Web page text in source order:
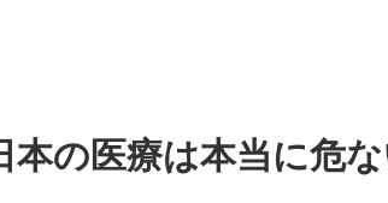
本の医療は本当に危